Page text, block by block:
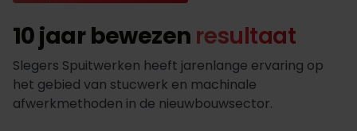
10 jaar bewezen resultaat
Slegers Spuitwerken heeft jarenlange ervaring op
het gebied van stucwerk en machinale
afwerkmethoden in de nieuwbouwsector.